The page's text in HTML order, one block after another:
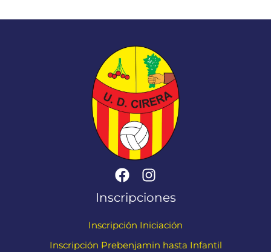
Inscripciones
Inscripción Iniciación
Inscripción Prebenjamin hasta Infantil